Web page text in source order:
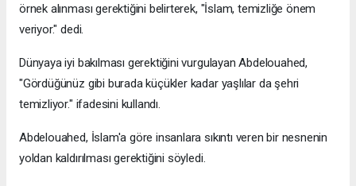
örnek alınması gerektiğini belirterek, "İslam, temizliğe önem
veriyor." dedi.
Dünyaya iyi bakılması gerektiğini vurgulayan Abdelouahed,
"Gördüğünüz gibi burada küçükler kadar yaşlılar da şehri
temizliyor." ifadesini kullandı.
Abdelouahed, İslam'a göre insanlara sıkıntı veren bir nesnenin
yoldan kaldırılması gerektiğini söyledi.